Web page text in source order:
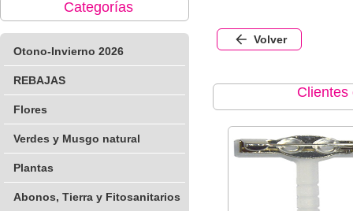
Categorías
Otono-Invierno 2026
REBAJAS
Flores
Verdes y Musgo natural
Plantas
Abonos, Tierra y Fitosanitarios
Volver
Clientes